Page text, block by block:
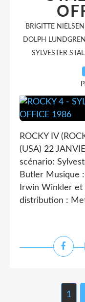
BRIGITTE NIELSEN
DOLPH LUNDGREN
SYLVESTER
ROCKY IV
(USA) 22
scénario:
Butler Musique
Irwin Winkler
distribution :
1